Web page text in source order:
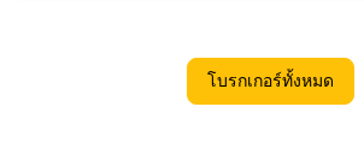
โบรกเกอร์ทั้งหมด